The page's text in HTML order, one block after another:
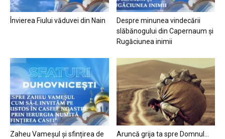
Învierea Fiului văduvei din Nain
Despre minunea vindecării
slăbănogului din Capernaum și
Rugăciunea inimii
Zaheu Vameșul și sfințirea de
Aruncă grija ta spre Domnul…